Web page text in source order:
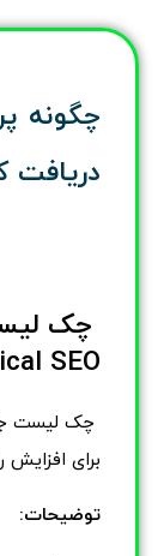
چگونه
دریافت
چک
SEO
برای
توضیحات: